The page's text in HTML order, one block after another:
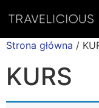
Strona główna /
KURS